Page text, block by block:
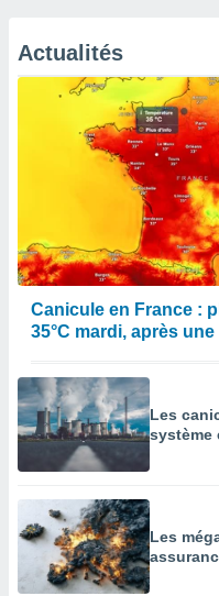
Actualités
Canicule en France :
35°C mardi, après
Les
système
Les